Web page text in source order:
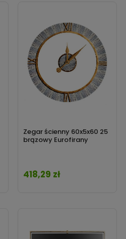
Zegar ścienny 60x5x60 25
brązowy Eurofirany
Cena
418,29 zł